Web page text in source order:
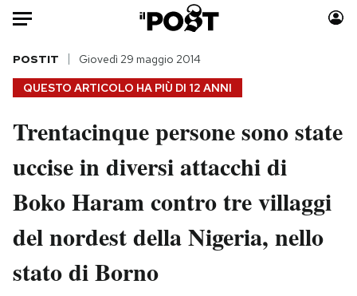
Auto
HOME
Italia
Politica
Tecnologia
Scienza
Cultura
Moda
Consumismi
Storie/Idee
Media
QUESTO ARTICOLO HA PIÙ DI 12 ANNI
POSTIT Giovedì 29 maggio 2014
Trentacinque persone sono state
uccise in diversi attacchi di
Boko Haram contro tre villaggi
del nordest della Nigeria, nello
stato di Borno